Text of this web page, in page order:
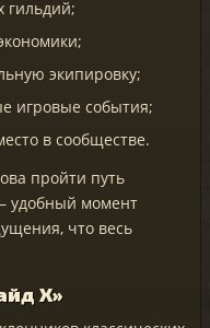
гильдий;
экипировку;
игровые события;
в сообществе.
пройти путь
удобный момент
что весь
X»